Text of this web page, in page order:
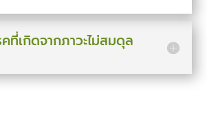
ที่เกิดจากภาวะไม่สมดุล